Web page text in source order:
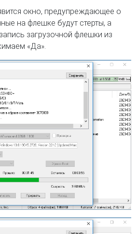
окно, предупреждающее о
на флешке будут стерты, а
загрузочной флешки из
«Да».